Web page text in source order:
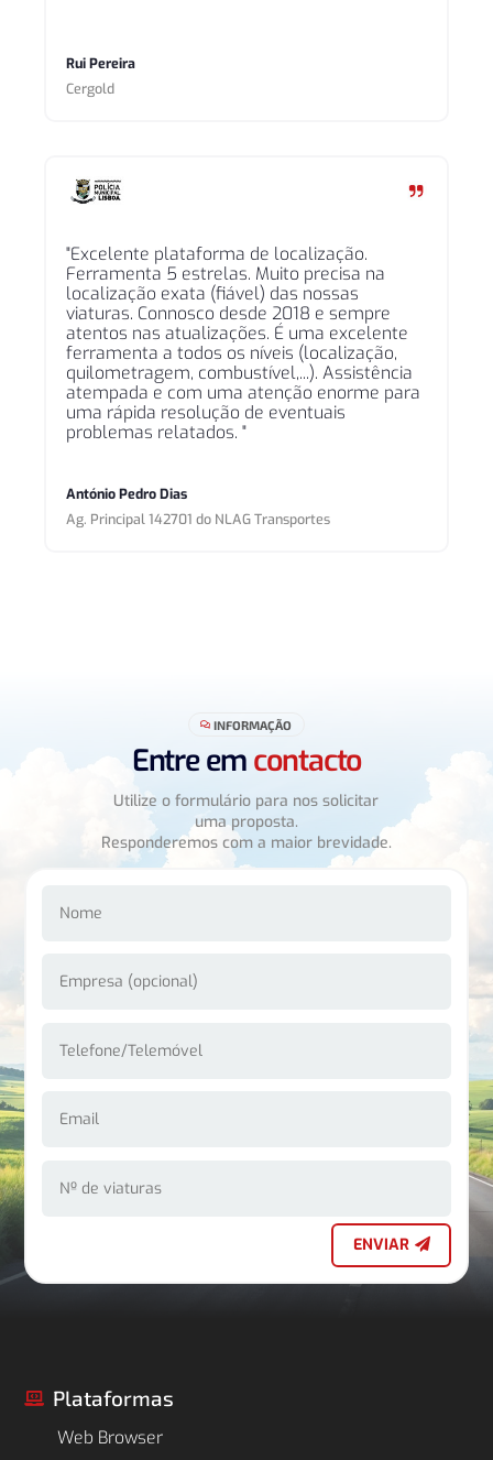
Rui Pereira
Cergold
"Excelente plataforma de localização.
Ferramenta 5 estrelas. Muito precisa na
localização exata (fiável) das nossas
viaturas. Connosco desde 2018 e sempre
atentos nas atualizações. É uma excelente
ferramenta a todos os níveis (localização,
quilometragem, combustível,...). Assistência
atempada e com uma atenção enorme para
uma rápida resolução de eventuais
problemas relatados. "
António Pedro Dias
Ag. Principal 142701 do NLAG Transportes
 INFORMAÇÃO
Entre emcontacto
Utilize o formulário para nos solicitar
uma proposta.
Responderemos com a maior brevidade.
ENVIAR
 Plataformas
Web Browser